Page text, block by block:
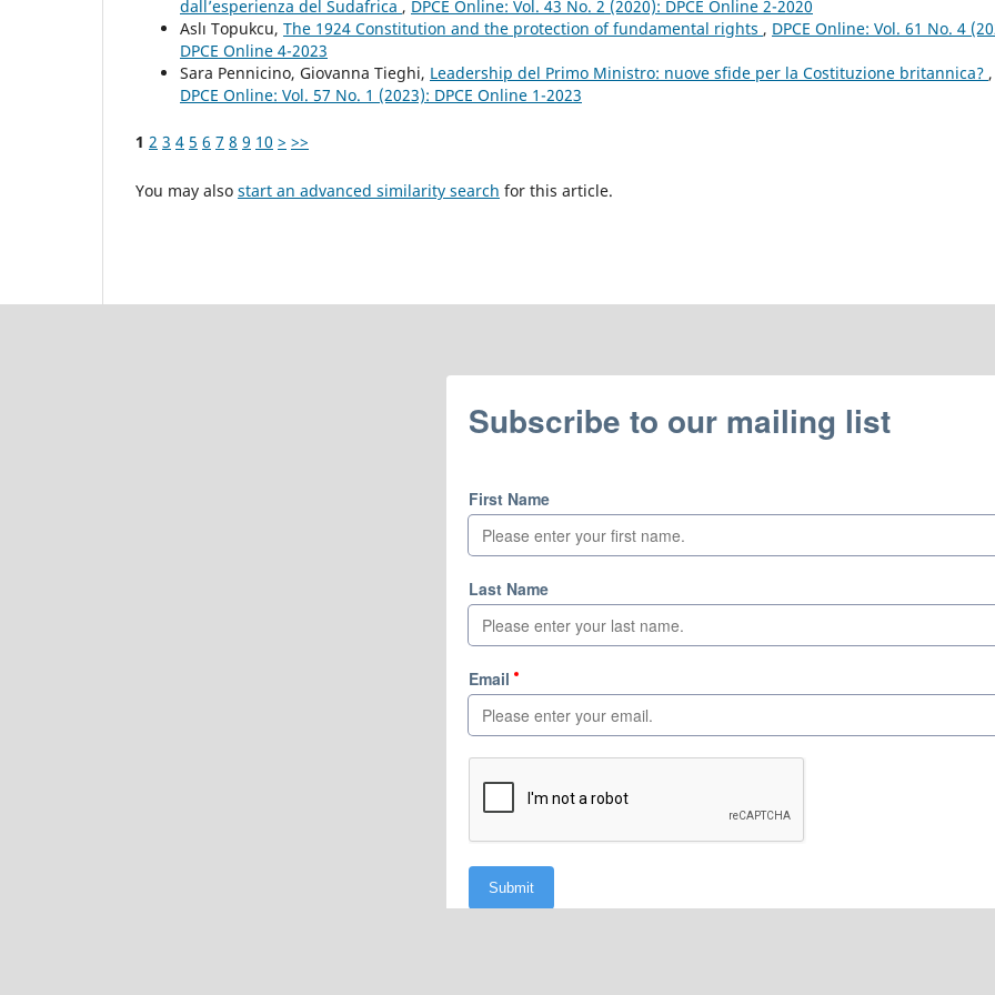
dall’esperienza del Sudafrica , DPCE Online: Vol. 43 No. 2 (2020): DPCE Online 2-2020
Aslı Topukcu, The 1924 Constitution and the protection of fundamental rights , DPCE Online: Vol. 61 No. 4
DPCE Online 4-2023
Sara Pennicino, Giovanna Tieghi, Leadership del Primo Ministro: nuove sfide per la Costituzione britannica? ,
DPCE Online: Vol. 57 No. 1 (2023): DPCE Online 1-2023
1 2 3 4 5 6 7 8 9 10 > >>
You may also start an advanced similarity search for this article.